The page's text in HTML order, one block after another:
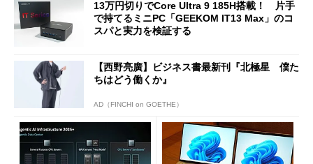
13万円切りでCore Ultra 9 185H搭載！ 片手
で持てるミニPC「GEEKOM IT13 Max」のコ
スパと実力を検証する
【西野亮廣】ビジネス書最新刊『北極星 僕た
ちはどう働くか』
AD（FINCHI on GOETHE）